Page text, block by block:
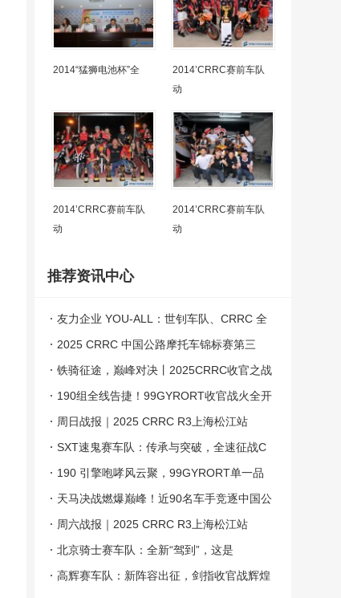
2014“猛狮电池杯”全
2014’CRRC赛前车队
动
2014’CRRC赛前车队
动
2014’CRRC赛前车队
动
推荐资讯中心
友力企业 YOU-ALL：世钊车队、CRRC 全
国赛谱写佳绩
2025 CRRC 中国公路摩托车锦标赛第三
站、上海：赛事成绩
铁骑征途，巅峰对决丨2025CRRC收官之战
圆满落幕
190组全线告捷！99GYRORT收官战火全开
周日战报｜2025 CRRC R3上海松江站
SXT速鬼赛车队：传承与突破，全速征战C
RRC
190 引擎咆哮风云聚，99GYRORT单一品
牌190组别再掀狂潮！
天马决战燃爆巅峰！近90名车手竞逐中国公
路摩托荣耀
周六战报｜2025 CRRC R3上海松江站
北京骑士赛车队：全新“驾到”，这是
要“飙”出新高度！
高辉赛车队：新阵容出征，剑指收官战辉煌